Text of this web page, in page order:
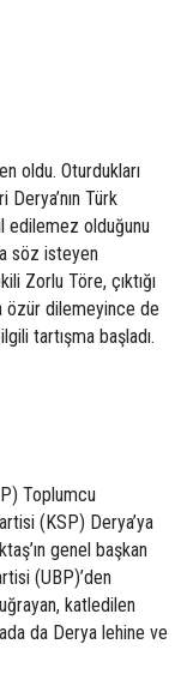
oldu. Oturdukları
Türk
edilemez olduğunu
söz isteyen
Zorlu Töre, çıktığı
özür dilemeyince de
tartışma başladı.
Toplumcu
(KSP) Derya’ya
genel başkan
(UBP)’den
katledilen
da Derya lehine ve